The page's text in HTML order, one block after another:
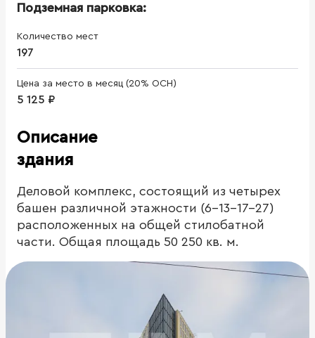
Подземная парковка:
Количество мест
197
Цена за место в месяц (20% ОСН)
5 125 ₽
Описание
здания
Деловой комплекс, состоящий из четырех
башен различной этажности (6-13-17-27)
расположенных на общей стилобатной
части. Общая площадь 50 250 кв. м.